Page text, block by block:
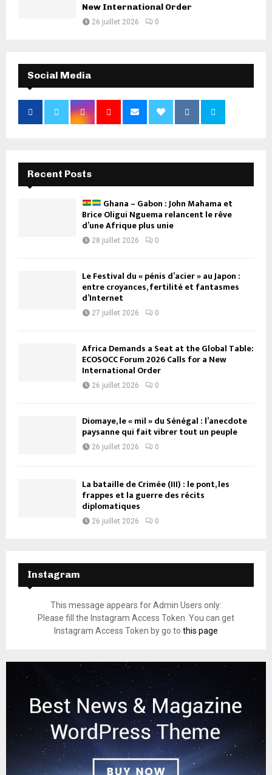
New International Order
26 juillet 2026 0
Social Media
Recent Posts
Ghana – Gabon : John Mahama et
Brice Oligui Nguema relancent le rêve
d’une Afrique plus unie
28 juillet 2026 0
Le Festival du « pénis d’acier » au Japon :
entre croyances, fertilité et fantasmes
d’Internet
27 juillet 2026 0
Africa Demands a Seat at the Global Table:
ECOSOCC Forum 2026 Calls for a New
International Order
26 juillet 2026 0
Diomaye, le « mil » du Sénégal : l’anecdote
paysanne qui fait vibrer tout un peuple
26 juillet 2026 0
La bataille de Crimée (III) : le pont, les
frappes et la guerre des récits
diplomatiques
26 juillet 2026 0
Instagram
This message appears for Admin Users only:
Please fill the Instagram Access Token. You can get
Instagram Access Token by go to this page